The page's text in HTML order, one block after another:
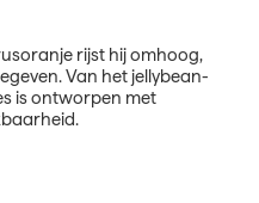
rijst hij omhoog,
Van het jellybean-
is ontworpen met